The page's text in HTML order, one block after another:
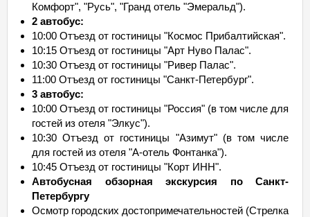
Комфорт", "Русь", "Гранд отель "Эмеральд").
2 автобус:
10:00 Отъезд от гостиницы "Космос Прибалтийская".
10:15 Отъезд от гостиницы "Арт Нуво Палас".
10:30 Отъезд от гостиницы "Ривер Палас".
11:00 Отъезд от гостиницы "Санкт-Петербург".
3 автобус:
10:00 Отъезд от гостиницы "Россия" (в том числе для
гостей из отеля "Элкус").
10:30 Отъезд от гостиницы "Азимут" (в том числе
для гостей из отеля "А-отель Фонтанка").
10:45 Отъезд от гостиницы "Корт ИНН".
Автобусная обзорная экскурсия по Санкт-
Петербургу
Осмотр городских достопримечательностей (Стрелка